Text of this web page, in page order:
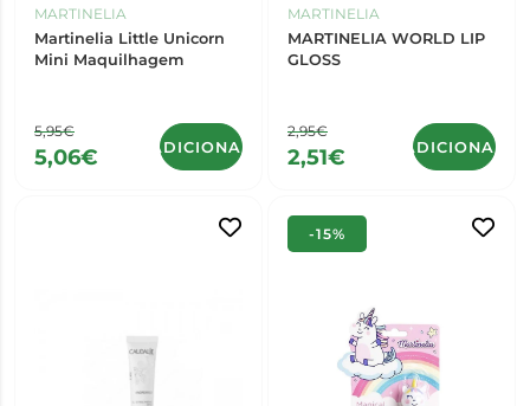
MARTINELIA
Martinelia Little Unicorn
Mini Maquilhagem
5,95€
5,06€ ADICIONAR
MARTINELIA
MARTINELIA WORLD LIP
GLOSS
2,95€
2,51€ ADICIONAR
-15%